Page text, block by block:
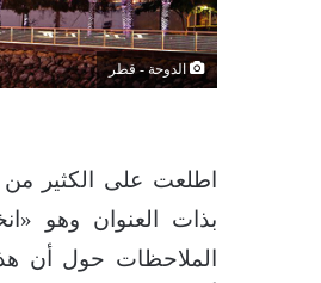
الدوحة - قطر
اطلعت على الكثير
بذات العنوان وهو
الملاحظات حول أن